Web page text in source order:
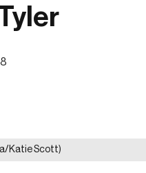
Katie Scott)